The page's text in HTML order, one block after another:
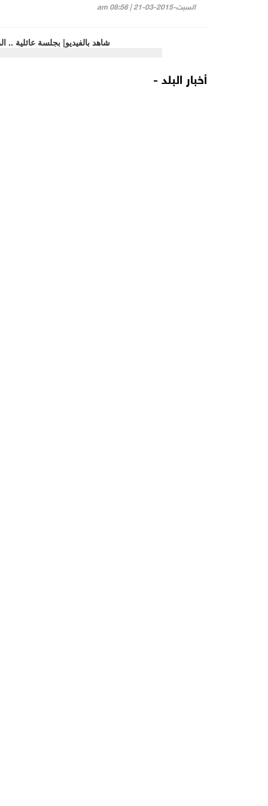
السبت-2015-03-21 | 08:56 am
أخبار البلد -